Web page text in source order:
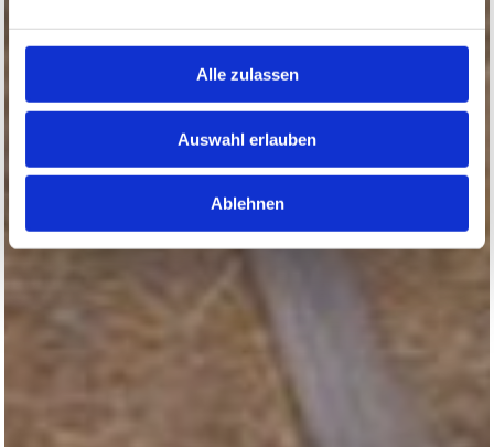
Alle zulassen
Auswahl erlauben
Ablehnen